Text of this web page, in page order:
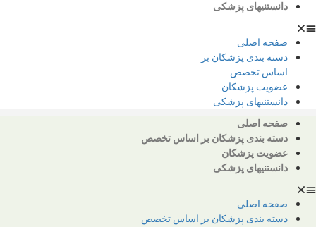
دانستنیهای پزشکی
صفحه اصلی
دسته بندی پزشکان بر
اساس تخصص
عضویت پزشکان
دانستنیهای پزشکی
صفحه اصلی
دسته بندی پزشکان بر اساس تخصص
عضویت پزشکان
دانستنیهای پزشکی
صفحه اصلی
دسته بندی پزشکان بر اساس تخصص